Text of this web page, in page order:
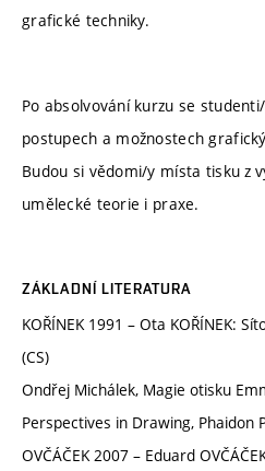
grafické techniky.
Po absolvování kurzu se
postupech a možnostech
Budou si vědomi/y místa tisku z
umělecké teorie i praxe.
ZÁKLADNÍ LITERATURA
KOŘÍNEK 1991 – Ota KOŘÍNEK:
(CS)
Ondřej Michálek, Magie otisku
Perspectives in Drawing, Phaidon
OVČÁČEK 2007 – Eduard